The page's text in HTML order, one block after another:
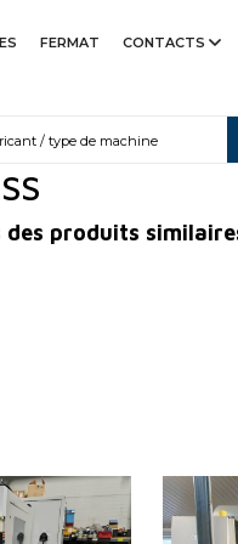
FERMAT CONTACTS
des produits
2024
Année